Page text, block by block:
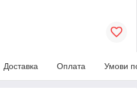
Доставка Оплата Умови